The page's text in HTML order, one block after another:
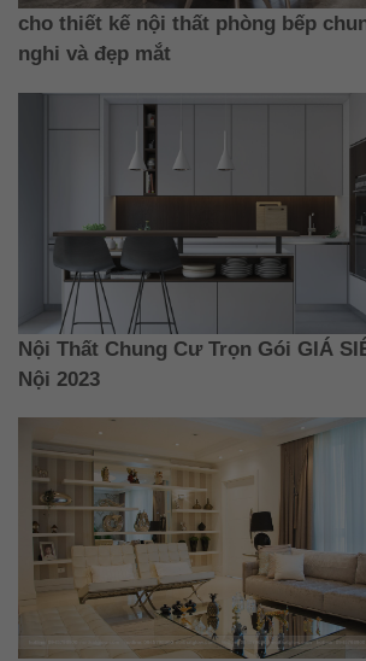
cho thiết kế nội thất phòng bếp
nghi và đẹp mắt
Nội Thất Chung Cư Trọn Gói GIÁ
Nội 2023